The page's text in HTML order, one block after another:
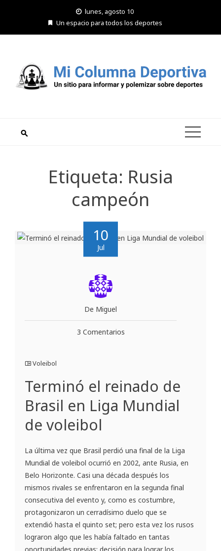
lunes, agosto 10
Un espacio para todos los deportes
Etiqueta: Rusia
campeón
10
Jul
De Miguel
3 Comentarios
Voleibol
Terminó el reinado de
Brasil en Liga Mundial
de voleibol
La última vez que Brasil perdió una final de la Liga
Mundial de voleibol ocurrió en 2002, ante Rusia, en
Belo Horizonte. Casi una década después los
mismos rivales se enfrentaron en la segunda final
consecutiva del evento y, como es costumbre,
protagonizaron un cerradísimo duelo que se
extendió hasta el quinto set; pero esta vez los rusos
lograron algo que les había faltado en tantas